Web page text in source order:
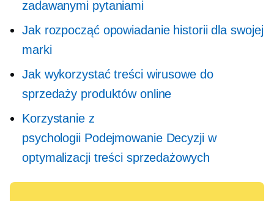
zadawanymi pytaniami
Jak rozpocząć opowiadanie historii dla swojej
marki
Jak wykorzystać treści wirusowe do
sprzedaży produktów online
Korzystanie z
psychologii Podejmowanie Decyzjiw
optymalizacji treści sprzedażowych